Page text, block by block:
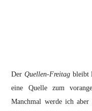
DerQuellen-Freitag bleibt
eine Quelle zum
Manchmal werde ich